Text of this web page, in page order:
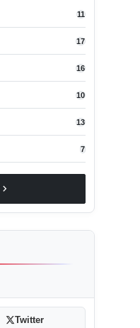
11
17
16
10
13
7
chevron_right
Twitter